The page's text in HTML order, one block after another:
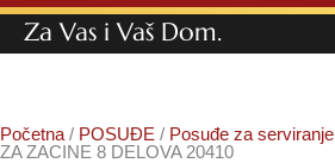
Za Vas i Vaš Dom.
Početna / POSUĐE / Posuđe za serviranje
ZA ZACINE 8 DELOVA 20410